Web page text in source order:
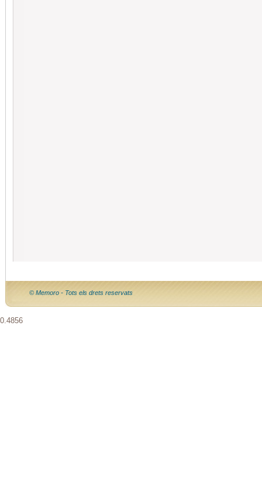
© Memoro - Tots els drets reservats
0.4856